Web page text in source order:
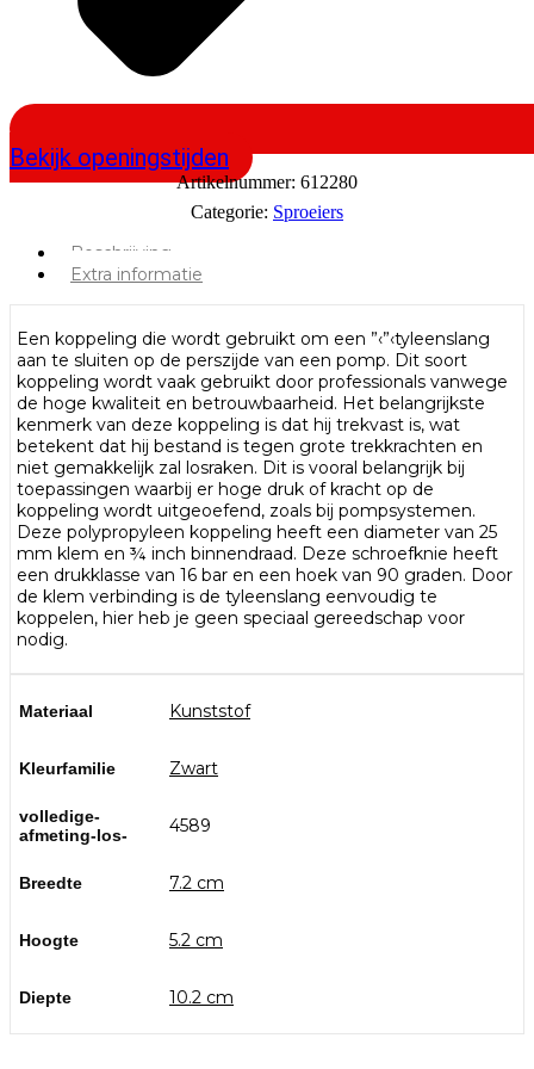
Bekijk openingstijden
Artikelnummer: 612280
Categorie: Sproeiers
Beschrijving
Extra informatie
Een koppeling die wordt gebruikt om een ”‹”‹tyleenslang
aan te sluiten op de perszijde van een pomp. Dit soort
koppeling wordt vaak gebruikt door professionals vanwege
de hoge kwaliteit en betrouwbaarheid. Het belangrijkste
kenmerk van deze koppeling is dat hij trekvast is, wat
betekent dat hij bestand is tegen grote trekkrachten en
niet gemakkelijk zal losraken. Dit is vooral belangrijk bij
toepassingen waarbij er hoge druk of kracht op de
koppeling wordt uitgeoefend, zoals bij pompsystemen.
Deze polypropyleen koppeling heeft een diameter van 25
mm klem en ¾ inch binnendraad. Deze schroefknie heeft
een drukklasse van 16 bar en een hoek van 90 graden. Door
de klem verbinding is de tyleenslang eenvoudig te
koppelen, hier heb je geen speciaal gereedschap voor
nodig.
Materiaal Kunststof
Kleurfamilie Zwart
volledige-
afmeting-los-
4589
Breedte 7.2 cm
Hoogte 5.2 cm
Diepte 10.2 cm